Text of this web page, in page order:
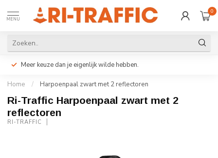
MENU
0
Meer keuze dan je eigenlijk wilde hebben.
Home / Harpoenpaal zwart met 2 reflectoren
Ri-Traffic Harpoenpaal zwart met 2
reflectoren
RI-TRAFFIC